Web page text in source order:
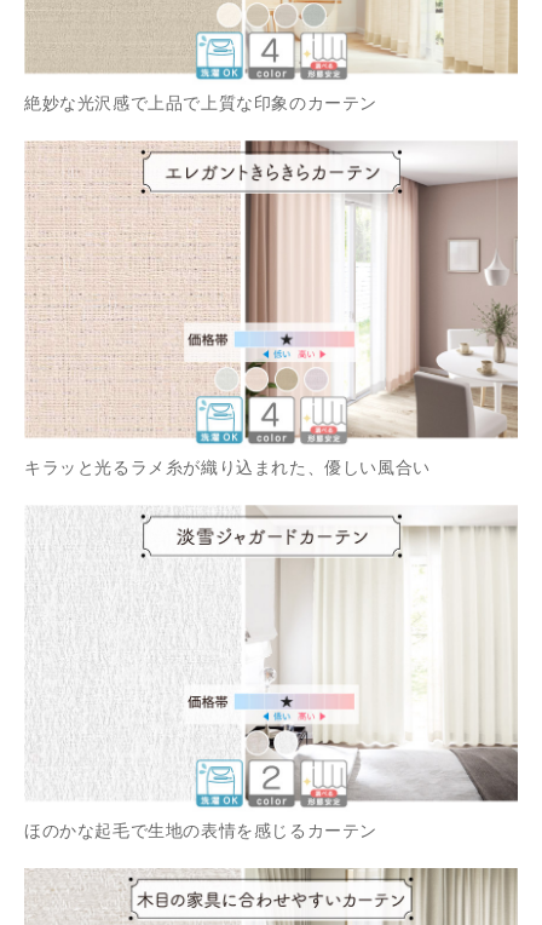
絶妙な光沢感で上品で上質な印象のカーテン
キラッと光るラメ糸が織り込まれた、優しい風合い
ほのかな起毛で生地の表情を感じるカーテン